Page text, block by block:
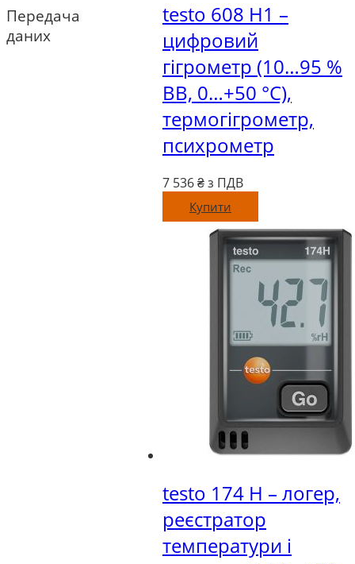
Передача
даних
testo 608 Н1 –
цифровий
гігрометр (10…95 %
ВВ, 0…+50 °C),
термогігрометр,
психрометр
7 536₴ з ПДВ
Купити
testo 174 H – логер,
реєстратор
температури і